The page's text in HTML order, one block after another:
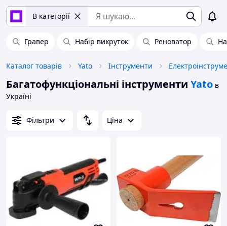
В категорії
Гравер Набір викруток Реноватор
Каталог товарів Yato Інструменти
Багатофункціональні інструменти Yato в
Україні
Фільтри Ціна